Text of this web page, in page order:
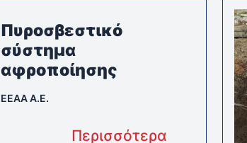
Πυροσβεστικό
σύστημα
αφροποίησης
EEAA A.E.
Περισσότερα